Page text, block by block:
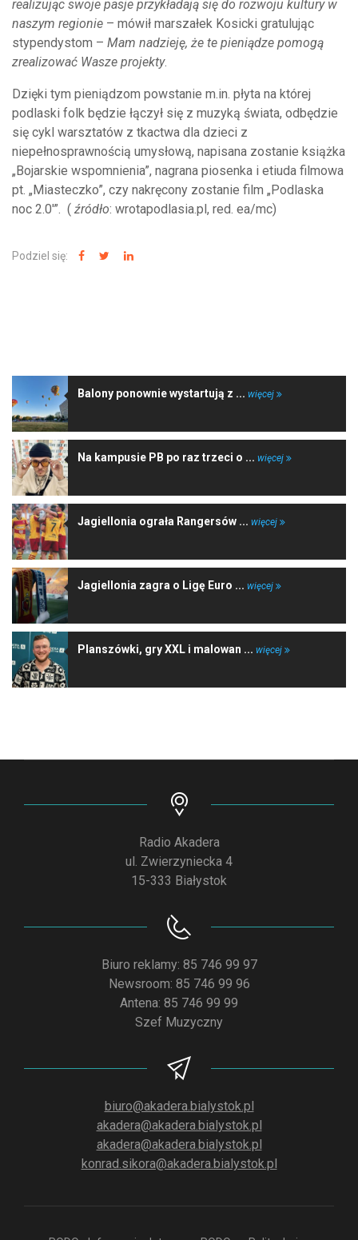
realizując swoje pasje przykładają się do rozwoju kultury w
naszym regionie – mówił marszałek Kosicki gratulując
stypendystom – Mam nadzieję, że te pieniądze pomogą
zrealizować Wasze projekty.
Dzięki tym pieniądzom powstanie m.in. płyta na której
podlaski folk będzie łączył się z muzyką świata, odbędzie
się cykl warsztatów z tkactwa dla dzieci z
niepełnosprawnością umysłową, napisana zostanie książka
„Bojarskie wspomnienia”, nagrana piosenka i etiuda filmowa
pt. „Miasteczko”, czy nakręcony zostanie film „Podlaska
noc 2.0′”. ( źródło: wrotapodlasia.pl, red. ea/mc)
Podziel się:
Balony ponownie wystartują z ... więcej
Na kampusie PB po raz trzeci o ... więcej
Jagiellonia ograła Rangersów ... więcej
Jagiellonia zagra o Ligę Euro ... więcej
Planszówki, gry XXL i malowan ... więcej
Radio Akadera
ul. Zwierzyniecka 4
15-333 Białystok
Biuro reklamy: 85 746 99 97
Newsroom: 85 746 99 96
Antena: 85 746 99 99
Szef Muzyczny
biuro@akadera.bialystok.pl
akadera@akadera.bialystok.pl
akadera@akadera.bialystok.pl
konrad.sikora@akadera.bialystok.pl